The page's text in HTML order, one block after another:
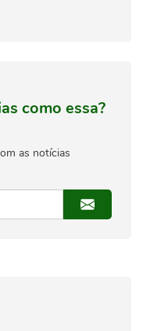
como essa?
as notícias